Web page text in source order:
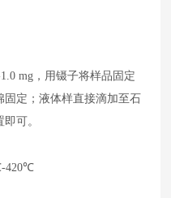
mg ，用镊子将样品固定
定；液体样直接滴加至石
可。
-420℃